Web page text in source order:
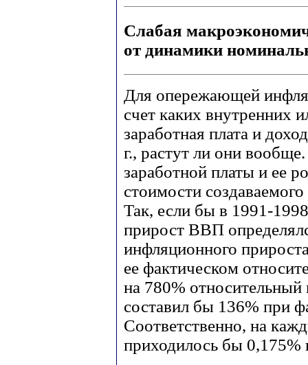
Слабая
от динамики
Для опережающей
счет каких внутренних
заработная плата и
г., растут ли они
заработной платы и ее
стоимости
Так, если бы в 1991-
прирост ВВП
инфляционного
ее фактическом
на 780%
составил бы 136% при
Соответственно, на
приходилось бы